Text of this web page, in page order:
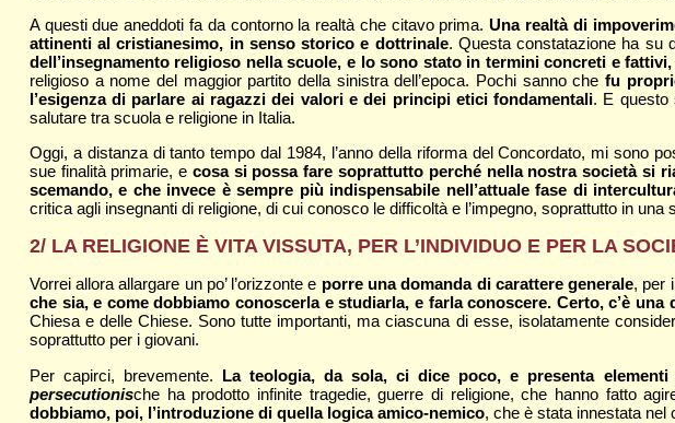
A questi due aneddoti fa da contorno la realtà che citavo prima.Una realtà di
attinenti al cristianesimo, in senso storico e dottrinale. Questa constatazione ha su
dell’insegnamento religioso nella scuole, e lo sono stato in termini concreti e
religioso a nome del maggior partito della sinistra dell’epoca. Pochi sanno che fu
l’esigenza di parlare ai ragazzi dei valori e dei principi etici fondamentali. E questo
salutare tra scuola e religione in Italia.
Oggi, a distanza di tanto tempo dal 1984, l’anno della riforma del Concordato, mi sono
sue finalità primarie, e cosa si possa fare soprattutto perché nella nostra società si
scemando, e che invece è sempre più indispensabile nell’attuale fase di
critica agli insegnanti di religione, di cui conosco le difficoltà e l’impegno, soprattutto in
2/ LA RELIGIONE È VITA VISSUTA, PER L’INDIVIDUO E PER LA
Vorrei allora allargare un po’ l’orizzonte e porre una domanda di carattere generale, per
che sia, e come dobbiamo conoscerla e studiarla, e farla conoscere. Certo, c’è
Chiesa e delle Chiese. Sono tutte importanti, ma ciascuna di esse, isolatamente
soprattutto per i giovani.
Per capirci, brevemente. La teologia, da sola, ci dice poco, e presenta
persecutionische ha prodotto infinite tragedie, guerre di religione, che hanno fatto
dobbiamo, poi, l’introduzione di quella logica amico-nemico, che è stata innestata nel